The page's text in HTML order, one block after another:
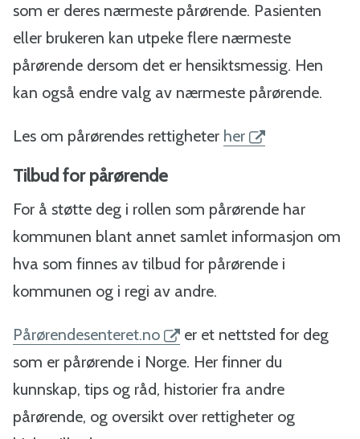
som er deres nærmeste pårørende. Pasienten
eller brukeren kan utpeke flere nærmeste
pårørende dersom det er hensiktsmessig. Hen
kan også endre valg av nærmeste pårørende.
Les om pårørendes rettigheter her
Tilbud for pårørende
For å støtte deg i rollen som pårørende har
kommunen blant annet samlet informasjon om
hva som finnes av tilbud for pårørende i
kommunen og i regi av andre.
Pårørendesenteret.no
er et nettsted for deg
som er pårørende i Norge. Her finner du
kunnskap, tips og råd, historier fra andre
pårørende, og oversikt over rettigheter og